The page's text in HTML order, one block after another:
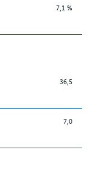
7,1 %
36,5
7,0